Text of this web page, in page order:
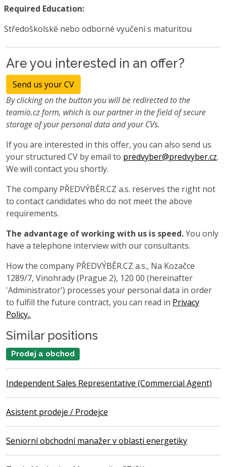
Required Education:
Středoškolské nebo odborné vyučení s maturitou
Are you interested in an offer?
Send us your CV
By clicking on the button you will be redirected to the
teamio.cz form, which is our partner in the field of secure
storage of your personal data and your CVs.
If you are interested in this offer, you can also send us
your structured CV by email to predvyber@predvyber.cz.
We will contact you shortly.
The company PŘEDVÝBĚR.CZ a.s. reserves the right not
to contact candidates who do not meet the above
requirements.
The advantage of working with us is speed.You only
have a telephone interview with our consultants.
How the company PŘEDVÝBĚR.CZ a.s., Na Kozačce
1289/7, Vinohrady (Prague 2), 120 00 (hereinafter
'Administrator') processes your personal data in order
to fulfill the future contract, you can read in Privacy
Policy..
Similar positions
Prodej a obchod
Independent Sales Representative (Commercial Agent)
Asistent prodeje / Prodejce
Seniorní obchodní manažer v oblasti energetiky